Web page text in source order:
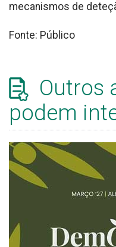
mecanismos de
Fonte: Público
Outros
podem